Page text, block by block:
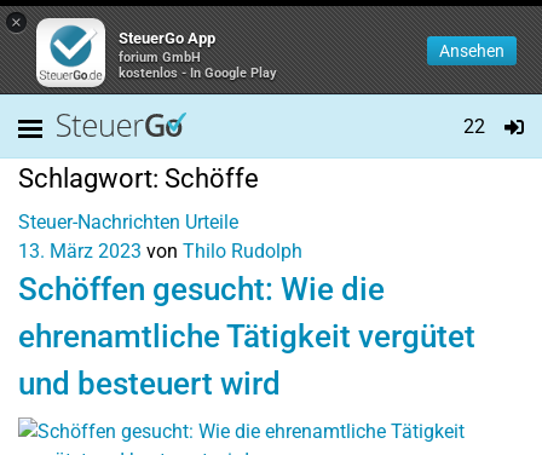
×
SteuerGo App
forium GmbH
kostenlos - In Google Play
Ansehen
22
Schlagwort: Schöffe
Steuer-Nachrichten Urteile
13. März 2023 von Thilo Rudolph
Schöffen gesucht: Wie die
ehrenamtliche Tätigkeit vergütet
und besteuert wird